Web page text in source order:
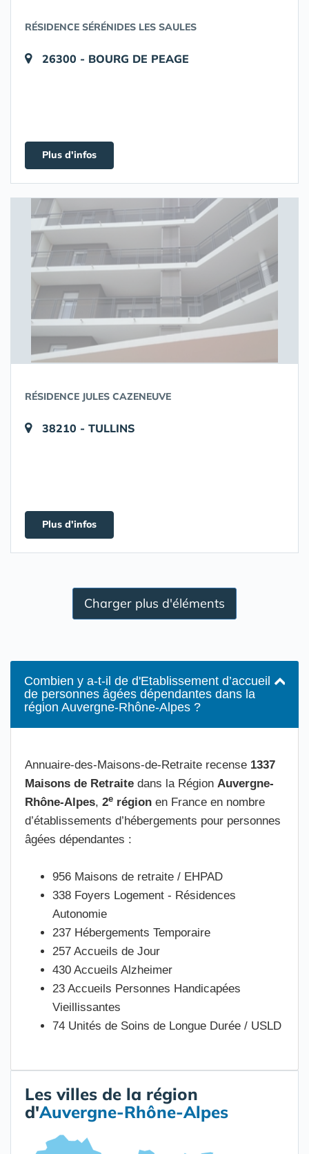
RÉSIDENCE SÉRÉNIDES LES SAULES
26300 - BOURG DE PEAGE
Plus d'infos
RÉSIDENCE JULES CAZENEUVE
38210 - TULLINS
Plus d'infos
Charger plus d'éléments
Combien y a-t-il de d'Etablissement d’accueil
de personnes âgées dépendantes dans la
région Auvergne-Rhône-Alpes ?
Annuaire-des-Maisons-de-Retraite recense 1337
Maisons de Retraite dans la Région Auvergne-
Rhône-Alpes, 2e région en France en nombre
d’établissements d’hébergements pour personnes
âgées dépendantes :
956 Maisons de retraite / EHPAD
338 Foyers Logement - Résidences
Autonomie
237 Hébergements Temporaire
257 Accueils de Jour
430 Accueils Alzheimer
23 Accueils Personnes Handicapées
Vieillissantes
74 Unités de Soins de Longue Durée / USLD
Les villes de la région
d'Auvergne-Rhône-Alpes